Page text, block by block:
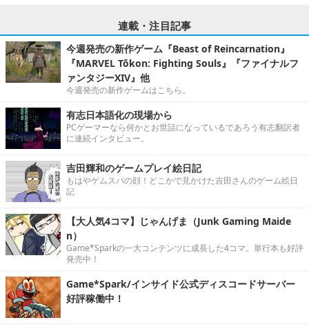
連載・注目記事
今週発売の新作ゲーム『Beast of Reincarnation』
『MARVEL Tōkon: Fighting Souls』『ファイナルフ
ァンタジーXIV』他
今週発売の新作ゲームはこちら。
有志日本語化の現場から
PCゲーマーなら何かとお世話になっているであろう有志翻訳者
に連続インタビュー。
吉田輝和のゲームプレイ絵日記
もはやゲムスパの顔！どこかで見かけた吉田さんのゲーム絵日
記
【大人気4コマ】じゃんげま（Junk Gaming Maide
n）
Game*Sparkの一大コンテンツに成長した4コマ。単行本も好評
発売中！
Game*Spark/インサイド公式ディスコードサーバー
好評稼働中！